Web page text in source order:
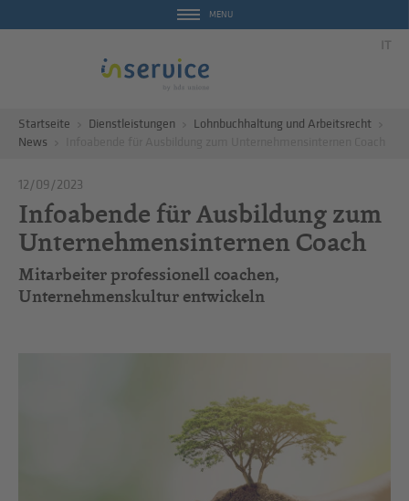
MENU
IT
Startseite Dienstleistungen
Lohnbuchhaltung und Arbeitsrecht
News
12/09/2023
Infoabende für Ausbildung zum
Unternehmensinternen Coach
Mitarbeiter professionell coachen,
Unternehmenskultur entwickeln